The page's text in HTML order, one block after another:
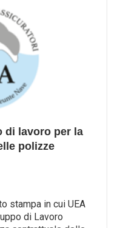
di lavoro per la
polizze
stampa in cui UEA
di Lavoro